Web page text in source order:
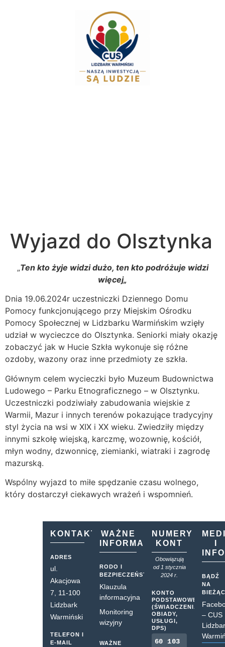
Wyjazd do Olsztynka
„Ten kto żyje widzi dużo, ten kto podróżuje widzi
więcej„
Dnia 19.06.2024r uczestniczki Dziennego Domu
Pomocy funkcjonującego przy Miejskim Ośrodku
Pomocy Społecznej w Lidzbarku Warmińskim wzięły
udział w wycieczce do Olsztynka. Seniorki miały okazję
zobaczyć jak w Hucie Szkła wykonuje się różne
ozdoby, wazony oraz inne przedmioty ze szkła.
Głównym celem wycieczki było Muzeum Budownictwa
Ludowego – Parku Etnograficznego – w Olsztynku.
Uczestniczki podziwiały zabudowania wiejskie z
Warmii, Mazur i innych terenów pokazujące tradycyjny
styl życia na wsi w XIX i XX wieku. Zwiedziły między
innymi szkołę wiejską, karczmę, wozownię, kościół,
młyn wodny, dzwonnicę, ziemianki, wiatraki i zagrodę
mazurską.
Wspólny wyjazd to miłe spędzanie czasu wolnego,
który dostarczył ciekawych wrażeń i wspomnień.
KONTAKT
ADRES
ul.
Akacjowa
7, 11-100
Lidzbark
Warmiński
TELEFON I
E-MAIL
WAŻNE
INFORMACJE
RODO I
BEZPIECZEŃSTWO
Klauzula
informacyjna
Monitoring
wizyjny
WAŻNE
NUMERY
KONT
Obowiązują
od 1 stycznia
2024 r.
KONTO
PODSTAWOWE
(ŚWIADCZENIA,
OBIADY,
USŁUGI,
DPS)
60 103
BĄDŹ
NA
– CUS